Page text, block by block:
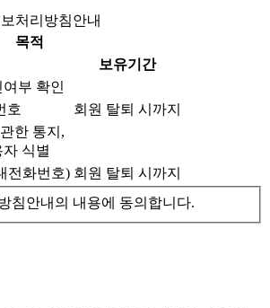
처리방침안내
목적
보유기간
부 확인
호
회원 탈퇴 시까지
한 통지,
식별
전화번호) 회원 탈퇴 시까지
침안내의 내용에 동의합니다.